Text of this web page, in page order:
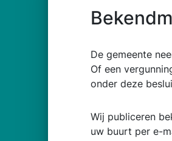
De gemeente
Of een
onder deze
Wij publiceren
uw buurt per e-